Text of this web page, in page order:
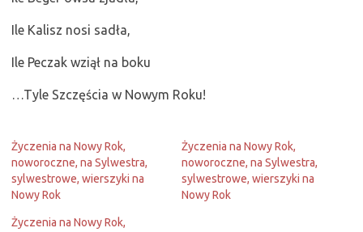
Ile Kalisz nosi sadła,
Ile Peczak wziął na boku
…Tyle Szczęścia w Nowym Roku!
Życzenia na Nowy Rok,
noworoczne, na Sylwestra,
sylwestrowe, wierszyki na
Nowy Rok
Życzenia na Nowy Rok,
noworoczne, na Sylwestra,
sylwestrowe, wierszyki na
Nowy Rok
Życzenia na Nowy Rok,